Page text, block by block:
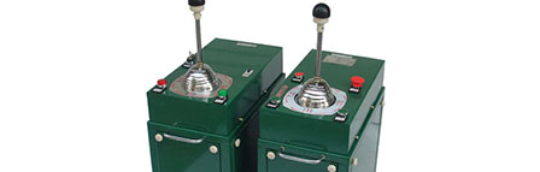
河北电抗器
河北电控柜
河北联动控制台